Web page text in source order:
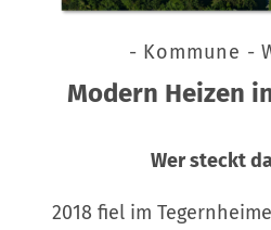
- Kommune -
Modern Heizen
Wer steckt
2018 fiel im